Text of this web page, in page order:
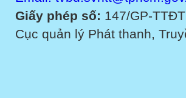
Giấy phép số: 147/GP-
Cục quản lý Phát thanh,